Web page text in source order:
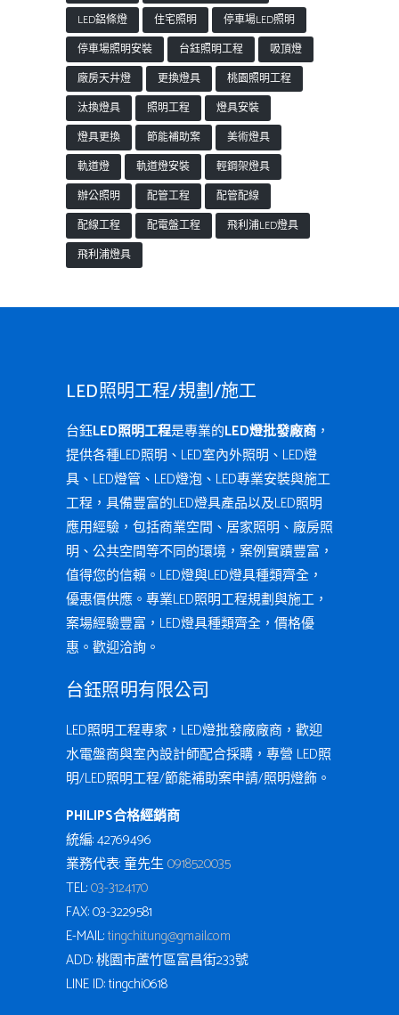
LED鋁條燈
住宅照明
停車場LED照明
停車場照明安裝
台鈺照明工程
吸頂燈
廠房天井燈
更換燈具
桃園照明工程
汰換燈具
照明工程
燈具安裝
燈具更換
節能補助案
美術燈具
軌道燈
軌道燈安裝
輕鋼架燈具
辦公照明
配管工程
配管配線
配線工程
配電盤工程
飛利浦LED燈具
飛利浦燈具
LED照明工程/規劃/施工
台鈺LED照明工程是專業的LED燈批發廠商 ，
提供各種LED照明、LED室內外照明、LED燈
具、LED燈管、LED燈泡、LED專業安裝與施工
工程，具備豐富的LED燈具產品以及LED照明
應用經驗，包括商業空間、居家照明、廠房照
明、公共空間等不同的環境，案例實蹟豐富，
值得您的信賴。LED燈與LED燈具種類齊全，
優惠價供應。專業LED照明工程規劃與施工，
案場經驗豐富，LED燈具種類齊全，價格優
惠。歡迎洽詢。
台鈺照明有限公司
LED照明工程專家，LED燈批發廠廠商，歡迎
水電盤商與室內設計師配合採購，專營 LED照
明/LED照明工程/節能補助案申請/照明燈飾。
PHILIPS合格經銷商
統編: 42769496
業務代表: 童先生0918520035
TEL:03-3124170
FAX: 03-3229581
E-MAIL:tingchi.tung@gmail.com
ADD: 桃園市蘆竹區富昌街233號
LINE ID: tingchi0618